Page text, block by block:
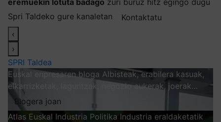
Spri Taldeko gure kanaletan
Kontaktatu
‹
›
SPRI Taldea
Euskal enpresaren bloga Albisteak, erabilera kasuak,
elkarrizketak, laguntzak, negozio aukerak, joerak…
Blogera joan
Atlas Euskal Industria Politika Industria eraldaketatik